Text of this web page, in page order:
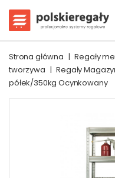
Strona główna | Regały
tworzywa | Regały
półek/350kg Ocynkowany